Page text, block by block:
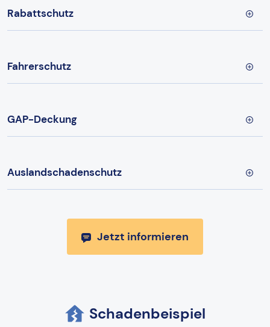
Rabattschutz
Fahrerschutz
GAP-Deckung
Auslandschadenschutz
Jetzt informieren
Schadenbeispiel